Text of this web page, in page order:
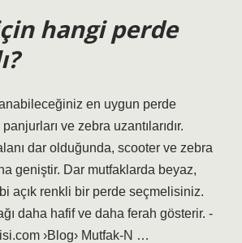
hangi perde
en uygun perde
ve zebra uzantılarıdır.
dar olduğunda, scooter ve zebra
geniştir. Dar mutfaklarda beyaz,
açık renkli bir perde seçmelisiniz.
daha hafif ve daha ferah gösterir. -
›Blog› Mutfak-N …